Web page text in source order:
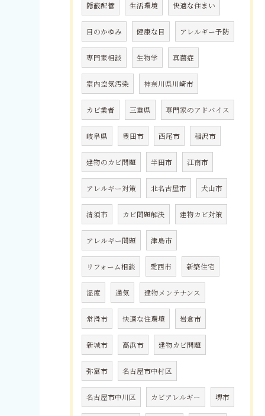
隠蔽配管 生活環境 快適な住まい
目のかゆみ 健康な目 アレルギー予防
専門家相談 生物学 真菌症
室内空気汚染 神奈川県川崎市
カビ業者 三重県 専門家のアドバイス
岐阜県 豊田市 西尾市 稲沢市
建物のカビ問題 半田市 江南市
アレルギー対策 北名古屋市 犬山市
清須市 カビ問題解決 建物カビ対策
アレルギー問題 津島市
リフォーム相談 愛西市 新築住宅
湿度 通気 建物メンテナンス
常滑市 快適な住環境 岩倉市
新城市 高浜市 建物カビ問題
弥富市 名古屋市中村区
名古屋市中川区 カビアレルギー 堺市